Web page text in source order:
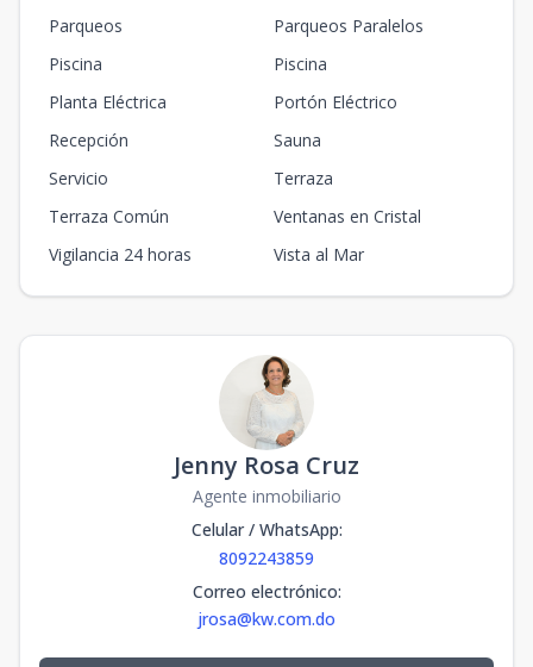
Parqueos
Parqueos Paralelos
Piscina
Piscina
Planta Eléctrica
Portón Eléctrico
Recepción
Sauna
Servicio
Terraza
Terraza Común
Ventanas en Cristal
Vigilancia 24 horas
Vista al Mar
Jenny Rosa Cruz
Agente inmobiliario
Celular / WhatsApp:
8092243859
Correo electrónico:
jrosa@kw.com.do